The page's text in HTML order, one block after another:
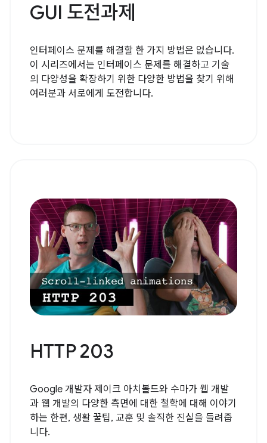
GUI 도전과제
인터페이스 문제를 해결할 한 가지 방법은 없습니다.
이 시리즈에서는 인터페이스 문제를 해결하고 기술
의 다양성을 확장하기 위한 다양한 방법을 찾기 위해
여러분과 서로에게 도전합니다.
HTTP 203
Google 개발자 제이크 아치볼드와 수마가 웹 개발
과 웹 개발의 다양한 측면에 대한 철학에 대해 이야기
하는 한편, 생활 꿀팁, 교훈 및 솔직한 진실을 들려줍
니다.